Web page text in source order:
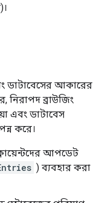
ডাটাবেসের আকারের
নিরাপদ ব্রাউজিং
এবং ডাটাবেস
করে।
আপডেট
) ব্যবহার করা